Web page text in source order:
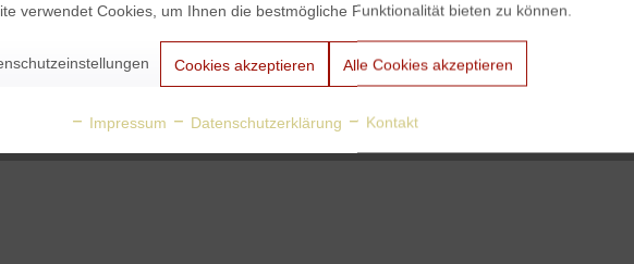
verwendet Cookies, um Ihnen die bestmögliche Funktionalität bieten zu können.
Cookies akzeptieren Alle Cookies akzeptieren
Impressum Datenschutzerklärung Kontakt